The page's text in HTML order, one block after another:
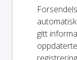
gitt